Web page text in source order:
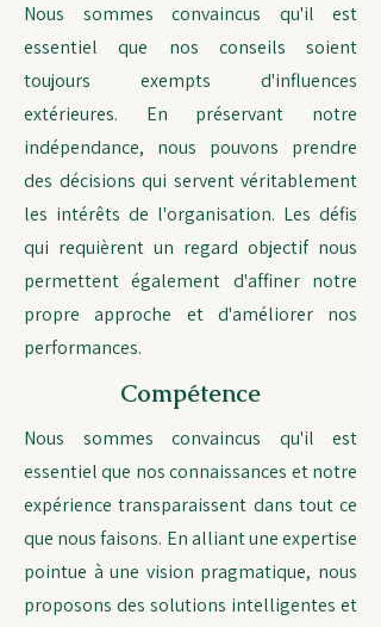
Nous sommes convaincus qu'il est
essentiel que nos conseils soient
toujours exempts d'influences
extérieures. En préservant notre
indépendance, nous pouvons prendre
des décisions qui servent véritablement
les intérêts de l'organisation. Les défis
qui requièrent un regard objectif nous
permettent également d'affiner notre
propre approche et d'améliorer nos
performances.
Compétence
Nous sommes convaincus qu'il est
essentiel que nos connaissances et notre
expérience transparaissent dans tout ce
que nous faisons. En alliant une expertise
pointue à une vision pragmatique, nous
proposons des solutions intelligentes et